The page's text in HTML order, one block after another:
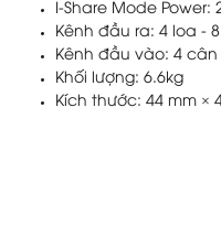
I-Share Mode
Kênh đầu ra: 4 loa -
Kênh đầu vào: 4
Khối lượng: 6.6kg
Kích thước: 44 mm ×